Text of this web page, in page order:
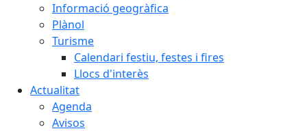
Informació geogràfica
Plànol
Turisme
Calendari festiu, festes i fires
Llocs d'interès
Actualitat
Agenda
Avisos